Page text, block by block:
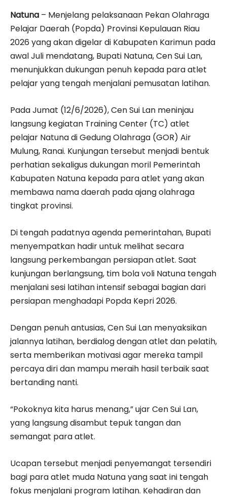
Natuna – Menjelang pelaksanaan Pekan Olahraga
Pelajar Daerah (Popda) Provinsi Kepulauan Riau
2026 yang akan digelar di Kabupaten Karimun pada
awal Juli mendatang, Bupati Natuna, Cen Sui Lan,
menunjukkan dukungan penuh kepada para atlet
pelajar yang tengah menjalani pemusatan latihan.
Pada Jumat (12/6/2026), Cen Sui Lan meninjau
langsung kegiatan Training Center (TC) atlet
pelajar Natuna di Gedung Olahraga (GOR) Air
Mulung, Ranai. Kunjungan tersebut menjadi bentuk
perhatian sekaligus dukungan moril Pemerintah
Kabupaten Natuna kepada para atlet yang akan
membawa nama daerah pada ajang olahraga
tingkat provinsi.
Di tengah padatnya agenda pemerintahan, Bupati
menyempatkan hadir untuk melihat secara
langsung perkembangan persiapan atlet. Saat
kunjungan berlangsung, tim bola voli Natuna tengah
menjalani sesi latihan intensif sebagai bagian dari
persiapan menghadapi Popda Kepri 2026.
Dengan penuh antusias, Cen Sui Lan menyaksikan
jalannya latihan, berdialog dengan atlet dan pelatih,
serta memberikan motivasi agar mereka tampil
percaya diri dan mampu meraih hasil terbaik saat
bertanding nanti.
“Pokoknya kita harus menang,” ujar Cen Sui Lan,
yang langsung disambut tepuk tangan dan
semangat para atlet.
Ucapan tersebut menjadi penyemangat tersendiri
bagi para atlet muda Natuna yang saat ini tengah
fokus menjalani program latihan. Kehadiran dan